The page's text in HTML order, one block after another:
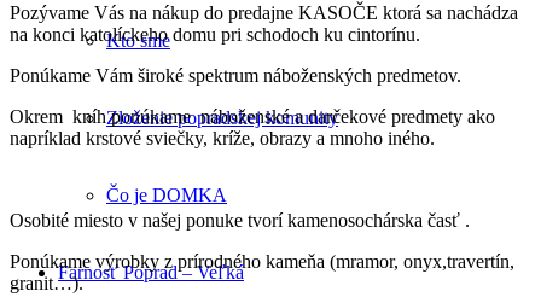
Kto sme
Zloženie popradskej komunity
Čo je DOMKA
Farnosť Poprad – Veľká
Pozývame Vás na nákup do predajne KASOČE ktorá sa nachádza
na konci katolíckeho domu pri schodoch ku cintorínu.
Ponúkame Vám široké spektrum náboženských predmetov.
Okrem kníh ponúkame náboženské a darčekové predmety ako
napríklad krstové sviečky, kríže, obrazy a mnoho iného.
Osobité miesto v našej ponuke tvorí kamenosochárska časť .
Ponúkame výrobky z prírodného kameňa (mramor, onyx,travertín,
granit…).